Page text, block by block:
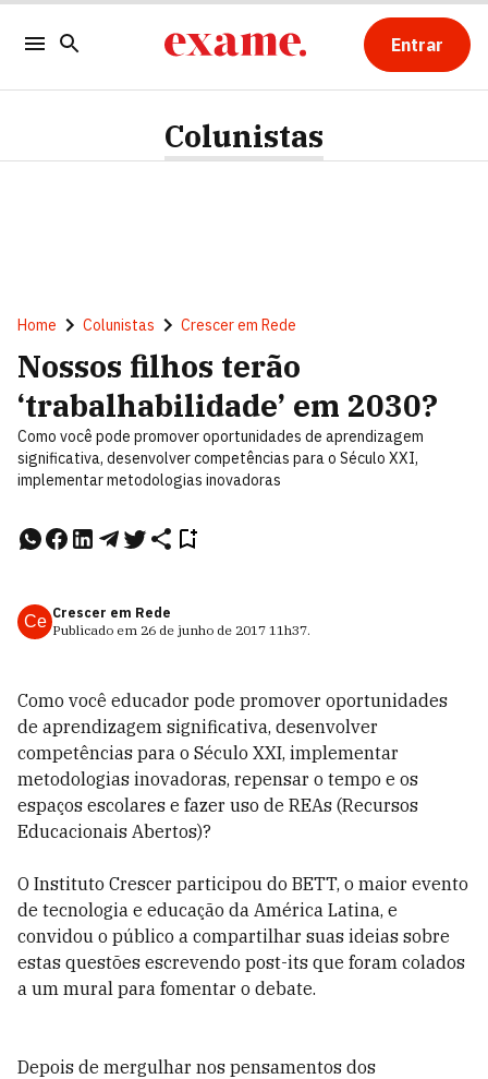
Entrar
Colunistas
Home Colunistas Crescer em Rede
Nossos filhos terão
‘trabalhabilidade’ em 2030?
Como você pode promover oportunidades de aprendizagem
significativa, desenvolver competências para o Século XXI,
implementar metodologias inovadoras
Ce Crescer em Rede
Publicado em 26 de junho de 2017 11h37.
Como você educador pode promover oportunidades
de aprendizagem significativa, desenvolver
competências para o Século XXI, implementar
metodologias inovadoras, repensar o tempo e os
espaços escolares e fazer uso de REAs (Recursos
Educacionais Abertos)?
O Instituto Crescer participou do BETT, o maior evento
de tecnologia e educação da América Latina, e
convidou o público a compartilhar suas ideias sobre
estas questões escrevendo post-its que foram colados
a um mural para fomentar o debate.
Depois de mergulhar nos pensamentos dos